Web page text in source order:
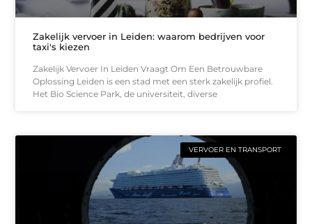
Zakelijk vervoer in Leiden: waarom bedrijven voor
taxi's kiezen
Zakelijk Vervoer In Leiden Vraagt Om Een Betrouwbare
Oplossing Leiden is een stad met een sterk zakelijk profiel.
Het Bio Science Park, de universiteit, diverse
VERVOER EN TRANSPORT